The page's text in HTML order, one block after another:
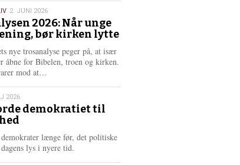
r
e
2. JUNI 2026
2026: Når unge
bør kirken lytte
nye trosanalyse peger på, at især
åbne for Bibelen, troen og kirken.
mod at…
e
e
2026
demokratiet til
længe før, det politiske
lys i nyere tid.